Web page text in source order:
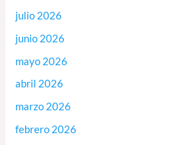
julio 2026
junio 2026
mayo 2026
abril 2026
marzo 2026
febrero 2026